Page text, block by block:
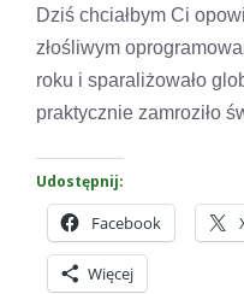
Dziś chciałbym Ci
złośliwym
roku i sparaliżowało
praktycznie zamroziło
Udostępnij:
Facebook
Więcej